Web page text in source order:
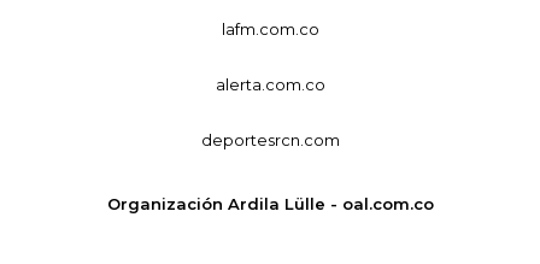
lafm.com.co
alerta.com.co
deportesrcn.com
Organización Ardila Lülle - oal.com.co